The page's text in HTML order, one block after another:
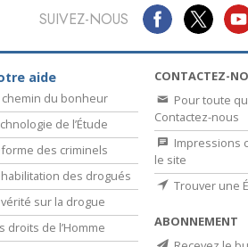
SUIVEZ-NOUS
aide
chemin du bonheur
de l’Étude
des criminels
des drogués
vérité sur la drogue
droits de l’Homme
CONTACTEZ-
Pour toute
Contactez-nous
Impressions
le site
Trouver une
ABONNEMENT